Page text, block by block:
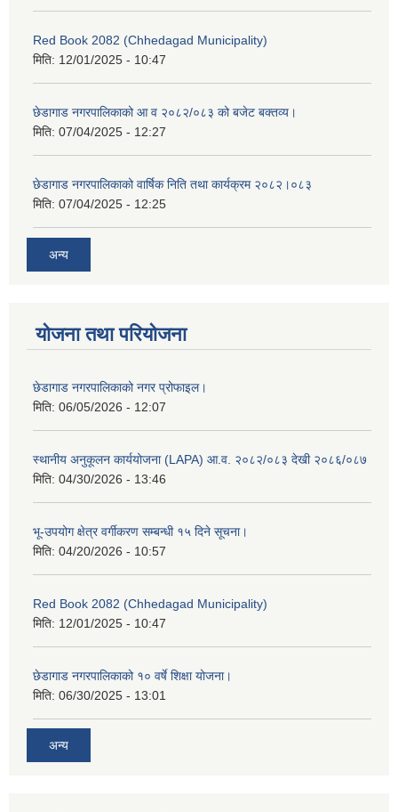
Red Book 2082 (Chhedagad Municipality)
मिति: 12/01/2025 - 10:47
छेडागाड नगरपालिकाको आ व २०८२/०८३ को बजेट बक्तव्य।
मिति: 07/04/2025 - 12:27
छेडागाड नगरपालिकाको वार्षिक निति तथा कार्यक्रम २०८२।०८३
मिति: 07/04/2025 - 12:25
अन्य
योजना तथा परियोजना
छेडागाड नगरपालिकाको नगर प्रोफाइल।
मिति: 06/05/2026 - 12:07
स्थानीय अनुकूलन कार्ययोजना (LAPA) आ.व. २०८२/०८३ देखी २०८६/०८७
मिति: 04/30/2026 - 13:46
भू-उपयोग क्षेत्र वर्गीकरण सम्बन्धी १५ दिने सूचना।
मिति: 04/20/2026 - 10:57
Red Book 2082 (Chhedagad Municipality)
मिति: 12/01/2025 - 10:47
छेडागाड नगरपालिकाको १० वर्षे शिक्षा योजना।
मिति: 06/30/2025 - 13:01
अन्य